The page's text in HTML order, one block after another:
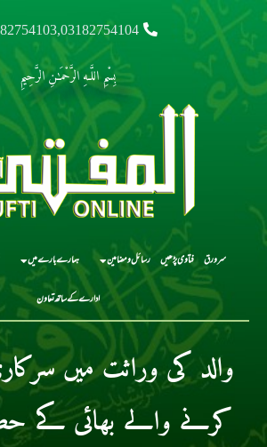
بِسْمِ اللَّـهِ الرَّحْمَـٰنِ الرَّحِيمِ
سرورق فتاوی پڑھیں رسائل و مضامین ہمارے بارے میں
ادارے کے ساتھ تعاون
والد کی وراثت میں
کرنے والے بھائی کے